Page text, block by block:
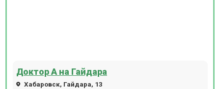
Доктор А на Гайдара
Хабаровск, Гайдара, 13